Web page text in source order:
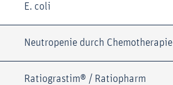
E. coli
Neutropenie durch Chemotherapie
Ratiograstim® / Ratiopharm